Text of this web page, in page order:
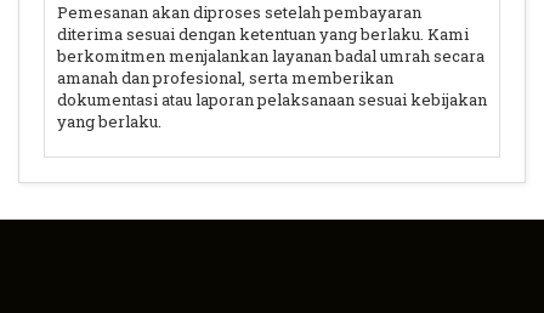
Pemesanan akan diproses setelah pembayaran
diterima sesuai dengan ketentuan yang berlaku. Kami
berkomitmen menjalankan layanan badal umrah secara
amanah dan profesional, serta memberikan
dokumentasi atau laporan pelaksanaan sesuai kebijakan
yang berlaku.